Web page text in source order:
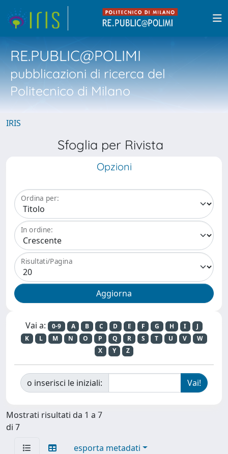
RE.PUBLIC@POLIMI
pubblicazioni di ricerca del
Politecnico di Milano
IRIS
Sfoglia per Rivista
Opzioni
Ordina per:
In ordine:
Risultati/Pagina
Vai a: 0-9 A B C D E F G H I
J
K
L M N O P Q R S T U V
W
X
Y Z
o inserisci le iniziali:
Mostrati risultati da 1 a 7
di 7
esporta metadati